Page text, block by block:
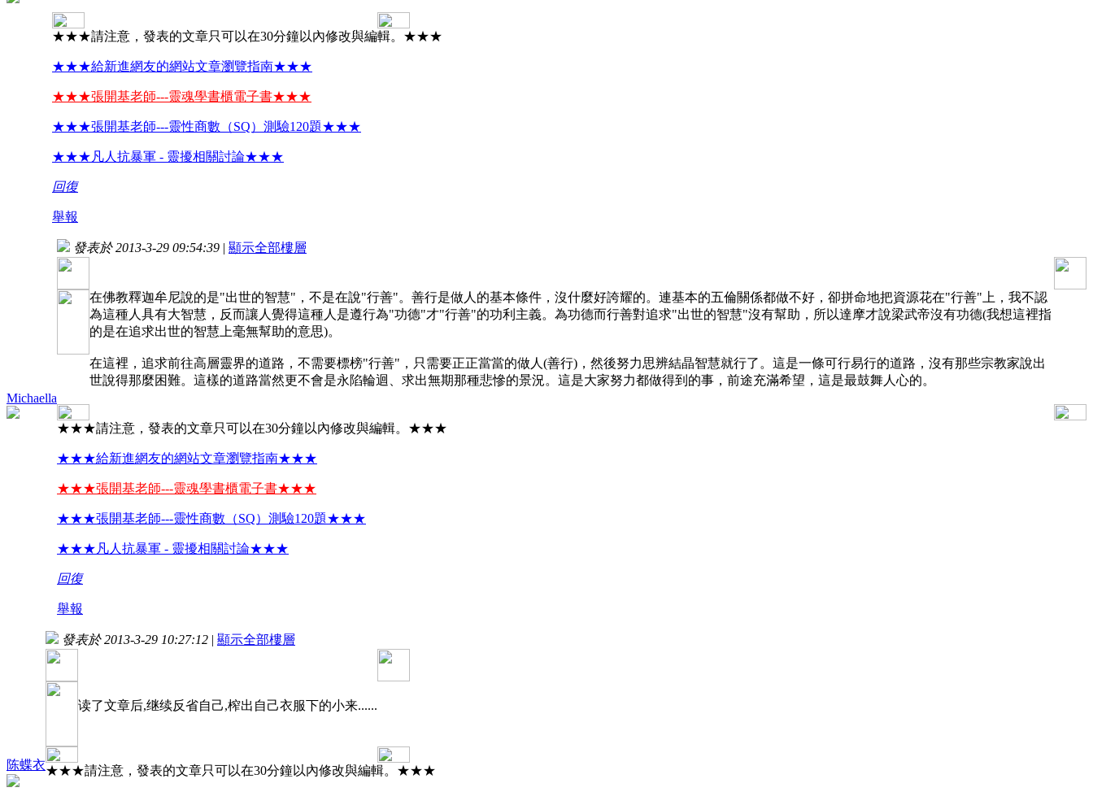
★★★請注意，發表的文章只可以在30分鐘以內修改與編輯。★★★
★★★給新進網友的網站文章瀏覽指南★★★
★★★張開基老師---靈魂學書櫃電子書★★★
★★★張開基老師---靈性商數（SQ）測驗120題★★★
★★★凡人抗暴軍 - 靈擾相關討論★★★
回復
舉報
Michaella
發表於 2013-3-29 09:54:39 | 顯示全部樓層
在佛教釋迦牟尼說的是"出世的智慧"，不是在說"行善"。善行是做人的基本條件，沒什麼好誇耀的。連基本的五倫關係都做不好，卻拼命地把資源花在"行善"上，我不認
為這種人具有大智慧，反而讓人覺得這種人是遵行為"功德"才"行善"的功利主義。為功德而行善對追求"出世的智慧"沒有幫助，所以達摩才說梁武帝沒有功德(我想這裡指
的是在追求出世的智慧上毫無幫助的意思)。
在這裡，追求前往高層靈界的道路，不需要標榜"行善"，只需要正正當當的做人(善行)，然後努力思辨結晶智慧就行了。這是一條可行易行的道路，沒有那些宗教家說出
世說得那麼困難。這樣的道路當然更不會是永陷輪迴、求出無期那種悲慘的景況。這是大家努力都做得到的事，前途充滿希望，這是最鼓舞人心的。
★★★請注意，發表的文章只可以在30分鐘以內修改與編輯。★★★
★★★給新進網友的網站文章瀏覽指南★★★
★★★張開基老師---靈魂學書櫃電子書★★★
★★★張開基老師---靈性商數（SQ）測驗120題★★★
★★★凡人抗暴軍 - 靈擾相關討論★★★
回復
舉報
陈蝶衣
發表於 2013-3-29 10:27:12 | 顯示全部樓層
读了文章后,继续反省自己,榨出自己衣服下的小来......
★★★請注意，發表的文章只可以在30分鐘以內修改與編輯。★★★